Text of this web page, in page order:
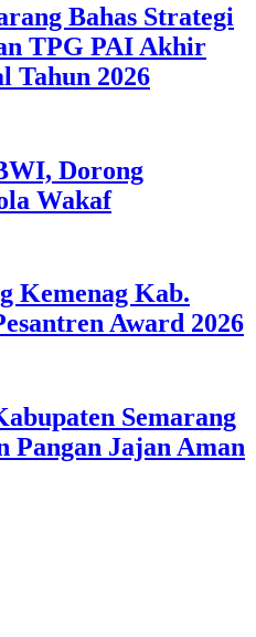
Bahas Strategi
TPG PAI Akhir
Tahun 2026
Dorong
Wakaf
Kemenag Kab.
Award 2026
Semarang
Pangan Jajan Aman